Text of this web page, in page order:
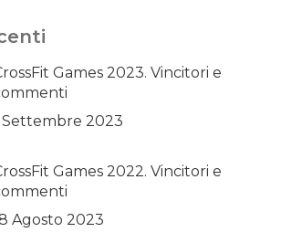
Games 2023. Vincitori e
Settembre 2023
Games 2022. Vincitori e
Agosto 2023